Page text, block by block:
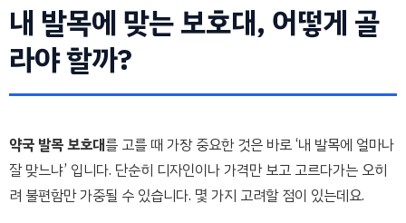
내 발목에 맞는 보호대, 어떻게 골
라야 할까?
약국 발목 보호대를 고를 때 가장 중요한 것은 바로 ‘내 발목에 얼마나
잘 맞느냐’ 입니다. 단순히 디자인이나 가격만 보고 고르다가는 오히
려 불편함만 가중될 수 있습니다. 몇 가지 고려할 점이 있는데요.